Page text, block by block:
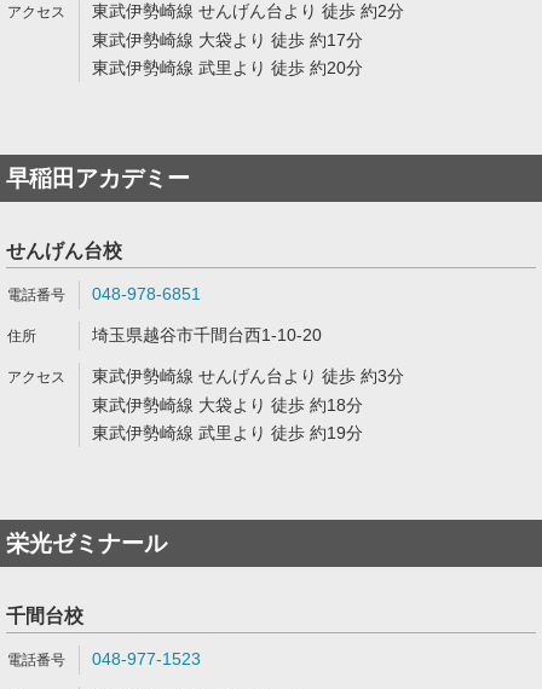
東武伊勢崎線 せんげん台より 徒歩 約2分
東武伊勢崎線 大袋より 徒歩 約17分
東武伊勢崎線 武里より 徒歩 約20分
早稲田アカデミー
せんげん台校
048-978-6851
埼玉県越谷市千間台西1-10-20
東武伊勢崎線 せんげん台より 徒歩 約3分
東武伊勢崎線 大袋より 徒歩 約18分
東武伊勢崎線 武里より 徒歩 約19分
栄光ゼミナール
千間台校
048-977-1523